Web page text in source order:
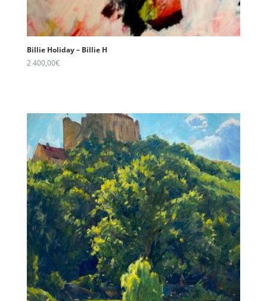
Billie Holiday – Billie H
2 400,00€